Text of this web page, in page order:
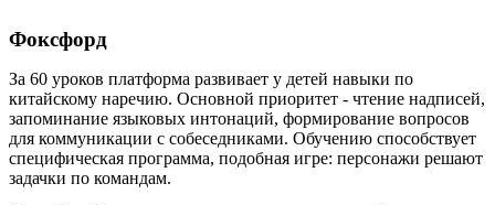
Фоксфорд
За 60 уроков платформа развивает у детей навыки по
китайскому наречию. Основной приоритет - чтение надписей,
запоминание языковых интонаций, формирование вопросов
для коммуникации с собеседниками. Обучению способствует
специфическая программа, подобная игре: персонажи решают
задачки по командам.